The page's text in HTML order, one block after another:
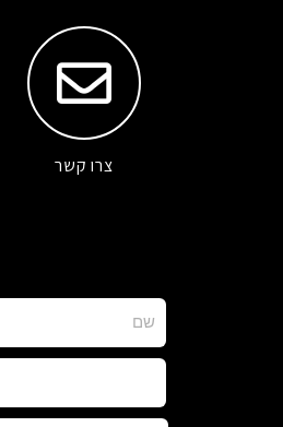
צרו קשר